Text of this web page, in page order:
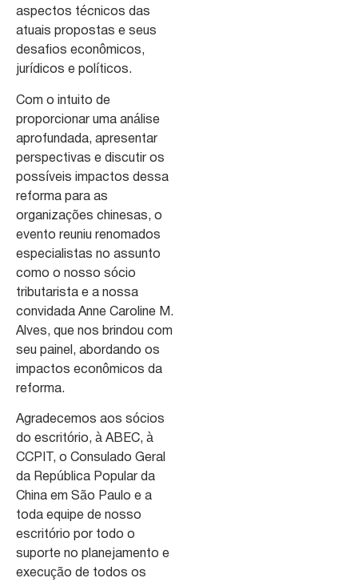
aspectos técnicos das
atuais propostas e seus
desafios econômicos,
jurídicos e políticos.
Com o intuito de
proporcionar uma análise
aprofundada, apresentar
perspectivas e discutir os
possíveis impactos dessa
reforma para as
organizações chinesas, o
evento reuniu renomados
especialistas no assunto
como o nosso sócio
tributarista e a nossa
convidada Anne Caroline M.
Alves, que nos brindou com
seu painel, abordando os
impactos econômicos da
reforma.
Agradecemos aos sócios
do escritório, à ABEC, à
CCPIT, o Consulado Geral
da República Popular da
China em São Paulo e a
toda equipe de nosso
escritório por todo o
suporte no planejamento e
execução de todos os